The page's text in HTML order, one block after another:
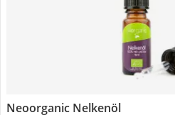
Neoorganic Nelkenöl